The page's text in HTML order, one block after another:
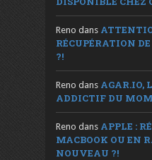
Reno dans
RÉCUPÉRATION
?!
Reno dans AGAR.IO,
ADDICTIF DU
Reno dans APPLE :
MACBOOK OU EN
NOUVEAU ?!